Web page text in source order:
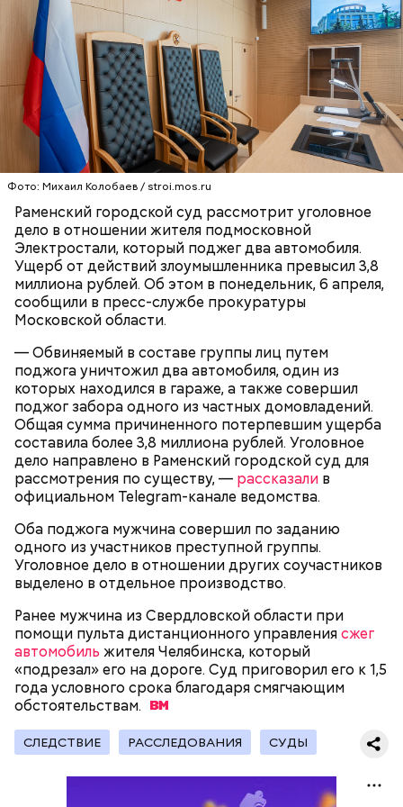
Фото: Михаил Колобаев / stroi.mos.ru
Раменский городской суд рассмотрит уголовное
дело в отношении жителя подмосковной
Электростали, который поджег два автомобиля.
Ущерб от действий злоумышленника превысил 3,8
миллиона рублей. Об этом в понедельник, 6 апреля,
сообщили в пресс-службе прокуратуры
Московской области.
— Обвиняемый в составе группы лиц путем
поджога уничтожил два автомобиля, один из
которых находился в гараже, а также совершил
поджог забора одного из частных домовладений.
Общая сумма причиненного потерпевшим ущерба
составила более 3,8 миллиона рублей. Уголовное
дело направлено в Раменский городской суд для
рассмотрения по существу, — рассказали в
официальном Telegram-канале ведомства.
Оба поджога мужчина совершил по заданию
одного из участников преступной группы.
Уголовное дело в отношении других соучастников
выделено в отдельное производство.
Ранее мужчина из Свердловской области при
помощи пульта дистанционного управлениясжег
автомобиль жителя Челябинска, который
«подрезал» его на дороге. Суд приговорил его к 1,5
года условного срока благодаря смягчающим
обстоятельствам.
СЛЕДСТВИЕ РАССЛЕДОВАНИЯ СУДЫ
— Гасанов, являясь индивидуальным
предпринимателем, осуществлял
предпринимательскую деятельность в области
продажи и размещения рекламы в социальных
сетях. С целью сокрытия своих доходов часть
покупателей различных мотивационных курсов и
прогнозов ставок на спорт Гасанов получал на
свои личные лицевые счета как физического лица, а
также на подконтрольные родственникам лицевые
Родственники обналичивали деньги и возвращали
их Гасанову. А чтобы пользоваться деньгами и не
вызвать подозрений у налоговой, Гасанов либо
распределял их между еще несколькими счетами,
либо
Блогеру грозило до семи лет лишения свободы.
Следующим подопытным стал друг детства
Миссюры Константин. 3 февраля того же года,
когда молодые люди ехали вместе в машине,
подозреваемый угостил приятеля морсом с
этиленгликолем. Через два дня Константин умер в
больнице.
— Мы съездили за витаминами, вернулись обратно,
поднялись домой. У него ухудшилось самочувствие
через сутки... Его увезли в больницу,
реанимировали, и там он скончался, — рассказывал
Миссюра на допросе.
Play
Video
Видео: пресс-служба ГСУ СК по Московской области
недоброжелатели.